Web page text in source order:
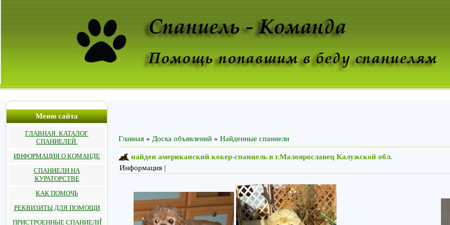
Меню сайта
ГЛАВНАЯ. КАТАЛОГ
СПАНИЕЛЕЙ.
ИНФОРМАЦИЯ О КОМАНДЕ
СПАНИЕЛИ НА
КУРАТОРСТВЕ
КАК ПОМОЧЬ
РЕКВИЗИТЫ ДЛЯ ПОМОЩИ
ПРИСТРОЕННЫЕ СПАНИЕЛИ
Главная » Доска объявлений » Найденные спаниели
найден американский кокер-спаниель в г.Малоярославец Калужской обл.
Информация |